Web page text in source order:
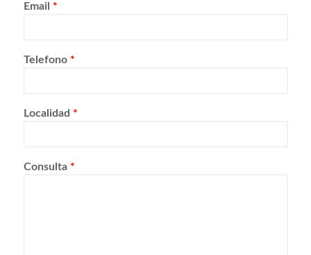
Email *
Telefono *
Localidad *
Consulta *